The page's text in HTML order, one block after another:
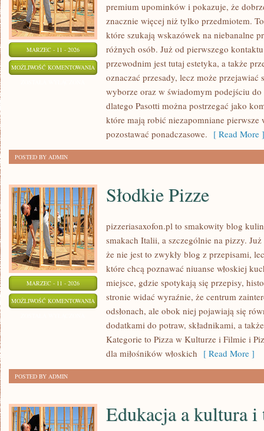
MARZEC - 11 - 2026
MOŻLIWOŚĆ KOMENTOWANIA PREZENTY
SPORTOWE
FITNESS
premium upominków i pokazuje, że
znacznie więcej niż tylko przedmiotem.
które szukają wskazówek na niebanalne
różnych osób. Już od pierwszego
przewodnim jest tutaj estetyka, a także
oznaczać przesady, lecz może
wyborze oraz w świadomym podejściu do
dlatego Pasotti można postrzegać jako
które mają robić niezapomniane pierwsze
pozostawać ponadczasowe. [ Read More ]
POSTED BY ADMIN
MARZEC - 11 - 2026
MOŻLIWOŚĆ KOMENTOWANIA SŁODKIE
PIZZE
Słodkie Pizze
pizzeriasaxofon.pl to smakowity blog
smakach Italii, a szczególnie na pizzy.
że nie jest to zwykły blog z przepisami,
które chcą poznawać niuanse włoskiej
miejsce, gdzie spotykają się przepisy,
stronie widać wyraźnie, że centrum
odsłonach, ale obok niej pojawiają się
dodatkami do potraw, składnikami, a
Kategorie to Pizza w Kulturze i Filmie i
dla miłośników włoskich [ Read More ]
POSTED BY ADMIN
Edukacja a kultura i